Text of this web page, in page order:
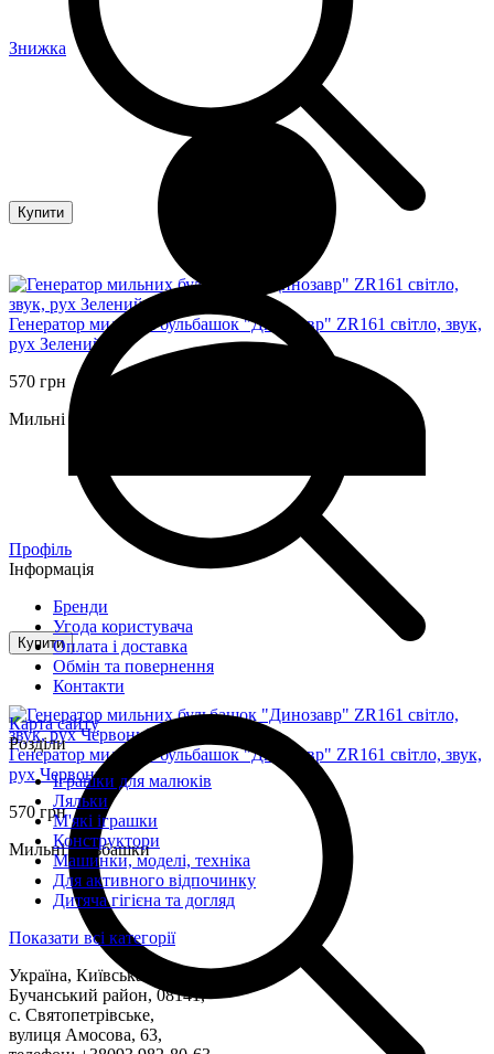
Генератор мильних бульбашок "Динозавр" ZR161 світло, звук,
рух Зелений
570 грн
Мильні бульбашки
Купити
Генератор мильних бульбашок "Динозавр" ZR161 світло, звук,
рух Червоний
570 грн
Мильні бульбашки
Купити
Знижка
Профіль
Інформація
Бренди
Угода користувача
Оплата і доставка
Обмін та повернення
Контакти
Карта сайту
Розділи
Іграшки для малюків
Ляльки
М'які іграшки
Конструктори
Машинки, моделі, техніка
Для активного відпочинку
Дитяча гігієна та догляд
Показати всі категорії
Україна, Київська область,
Бучанський район, 08141,
с. Святопетрівське,
вулиця Амосова, 63,